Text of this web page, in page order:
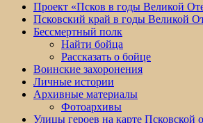
Проект «Псков в годы Великой
Псковский край в годы Великой
Бессмертный полк
Найти бойца
Рассказать о бойце
Воинские захоронения
Личные истории
Архивные материалы
Фотоархивы
Улицы героев на карте Псковской